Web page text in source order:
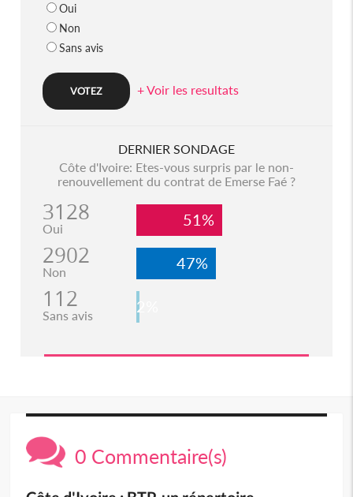
Oui
Non
Sans avis
+ Voir les resultats
DERNIER SONDAGE
Côte d'Ivoire: Etes-vous surpris par le non-
renouvellement du contrat de Emerse Faé ?
3128
Oui 51%
2902
Non 47%
112
Sans avis 2%
0 Commentaire(s)